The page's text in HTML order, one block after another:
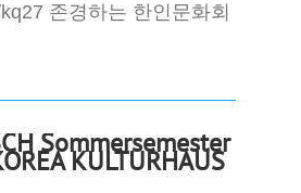
존경하는 한인문화회
Sommersemester
KULTURHAUS